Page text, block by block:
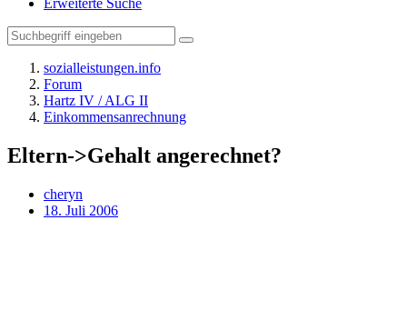
Erweiterte Suche
sozialleistungen.info
Forum
Hartz IV / ALG II
Einkommensanrechnung
Eltern->Gehalt angerechnet?
cheryn
18. Juli 2006